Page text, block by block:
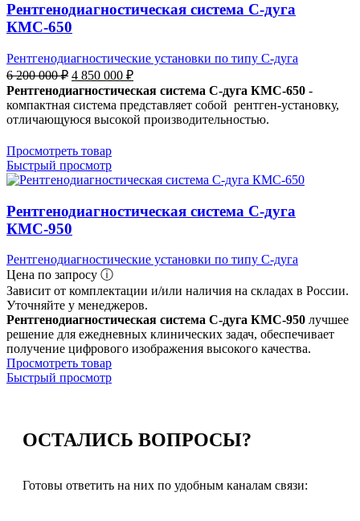
Рентгенодиагностическая система С-дуга
КМС-650
Рентгенодиагностические установки по типу С-дуга
6 200 000₽ 4 850 000 ₽
Рентгенодиагностическая система С-дуга КМС-650 -
компактная система представляет собой рентген-установку,
отличающуюся высокой производительностью.
Просмотреть товар
Быстрый просмотр
Рентгенодиагностическая система С-дуга
КМС-950
Рентгенодиагностические установки по типу С-дуга
Цена по запросу ⓘ
Зависит от комплектации и/или наличия на складах в России.
Уточняйте у менеджеров.
Рентгенодиагностическая система С-дуга КМС-950 лучшее
решение для ежедневных клинических задач, обеспечивает
получение цифрового изображения высокого качества.
Просмотреть товар
Быстрый просмотр
ОСТАЛИСЬ ВОПРОСЫ?
Готовы ответить на них по удобным каналам связи: